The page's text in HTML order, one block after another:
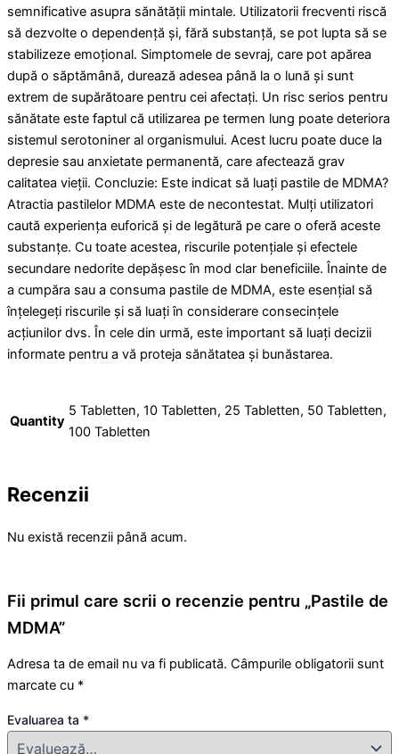
semnificative asupra sănătății mintale. Utilizatorii frecventi riscă
să dezvolte o dependență și, fără substanță, se pot lupta să se
stabilizeze emoțional. Simptomele de sevraj, care pot apărea
după o săptămână, durează adesea până la o lună și sunt
extrem de supărătoare pentru cei afectați. Un risc serios pentru
sănătate este faptul că utilizarea pe termen lung poate deteriora
sistemul serotoniner al organismului. Acest lucru poate duce la
depresie sau anxietate permanentă, care afectează grav
calitatea vieții. Concluzie: Este indicat să luați pastile de MDMA?
Atractia pastilelor MDMA este de necontestat. Mulți utilizatori
caută experiența euforică și de legătură pe care o oferă aceste
substanțe. Cu toate acestea, riscurile potențiale și efectele
secundare nedorite depășesc în mod clar beneficiile. Înainte de
a cumpăra sau a consuma pastile de MDMA, este esențial să
înțelegeți riscurile și să luați în considerare consecințele
acțiunilor dvs. În cele din urmă, este important să luați decizii
informate pentru a vă proteja sănătatea și bunăstarea.
Quantity
5 Tabletten, 10 Tabletten, 25 Tabletten, 50 Tabletten,
100 Tabletten
Recenzii
Nu există recenzii până acum.
Fii primul care scrii o recenzie pentru „Pastile de
MDMA”
Adresa ta de email nu va fi publicată. Câmpurile obligatorii sunt
marcate cu *
Evaluarea ta *